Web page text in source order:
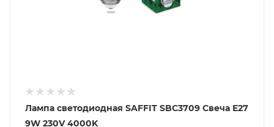
Лампа светодиодная SAFFIT SBC3709 Свеча E27
9W 230V 4000K